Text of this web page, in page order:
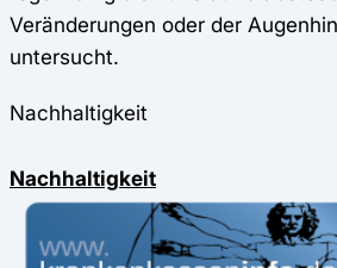
Veränderungen oder der
untersucht.
Nachhaltigkeit
Nachhaltigkeit